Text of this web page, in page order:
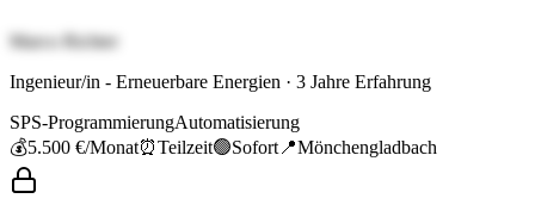
Marco Richter
Ingenieur/in - Erneuerbare Energien · 3 Jahre Erfahrung
SPS-ProgrammierungAutomatisierung
💰5.500 €/Monat⏰Teilzeit🟢Sofort 📍Mönchengladbach